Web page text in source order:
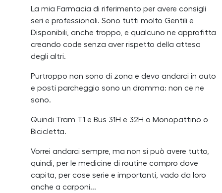
La mia Farmacia di riferimento per avere consigli
seri e professionali. Sono tutti molto Gentili e
Disponibili, anche troppo, e qualcuno ne approfitta
creando code senza aver rispetto della attesa
degli altri.
Purtroppo non sono di zona e devo andarci in auto
e posti parcheggio sono un dramma: non ce ne
sono.
Quindi Tram T1 e Bus 31H e 32H o Monopattino o
Bicicletta.
Vorrei andarci sempre, ma non si può avere tutto,
quindi, per le medicine di routine compro dove
capita, per cose serie e importanti, vado da loro
anche a carponi...